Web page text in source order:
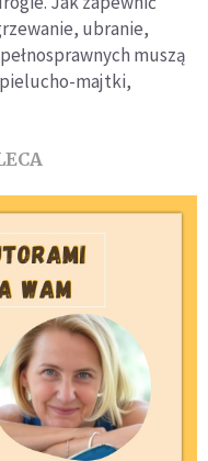
ubranie,
muszą
majtki,